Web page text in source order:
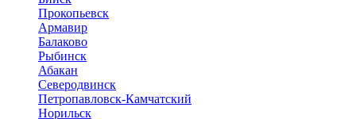
Прокопьевск
Армавир
Балаково
Рыбинск
Абакан
Северодвинск
Петропавловск-Камчатский
Норильск